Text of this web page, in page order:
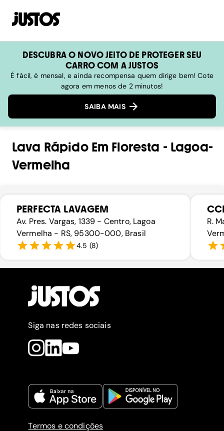
DESCUBRA O NOVO JEITO DE PROTEGER SEU
CARRO COM A JUSTOS
É fácil, é mensal, e ainda recompensa quem dirige bem! Cote
agora em menos de 2 minutos!
SAIBA MAIS
Lava RápidoEm Floresta - Lagoa-
Vermelha
PERFECTA LAVAGEM
Av. Pres. Vargas, 1339 - Centro, Lagoa
Vermelha - RS, 95300-000, Brasil
4.5 (8)
R.
Siga nas redes sociais
Termos e condições